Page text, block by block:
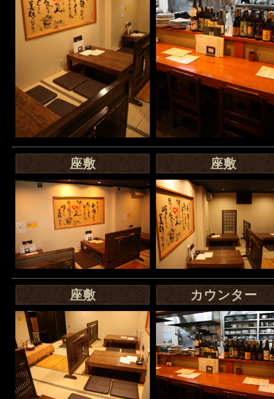
座敷 座敷
座敷 カウンター